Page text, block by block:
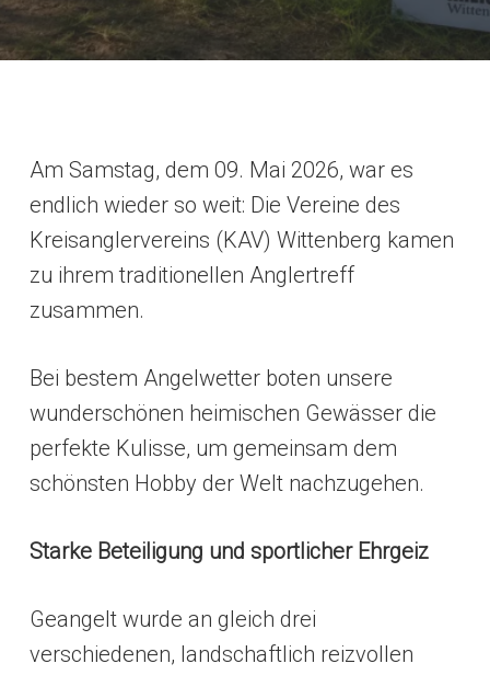
Am Samstag, dem 09. Mai 2026, war es
endlich wieder so weit: Die Vereine des
Kreisanglervereins (KAV) Wittenberg kamen
zu ihrem traditionellen Anglertreff
zusammen.
Bei bestem Angelwetter boten unsere
wunderschönen heimischen Gewässer die
perfekte Kulisse, um gemeinsam dem
schönsten Hobby der Welt nachzugehen.
Starke Beteiligung und sportlicher Ehrgeiz
Geangelt wurde an gleich drei
verschiedenen, landschaftlich reizvollen